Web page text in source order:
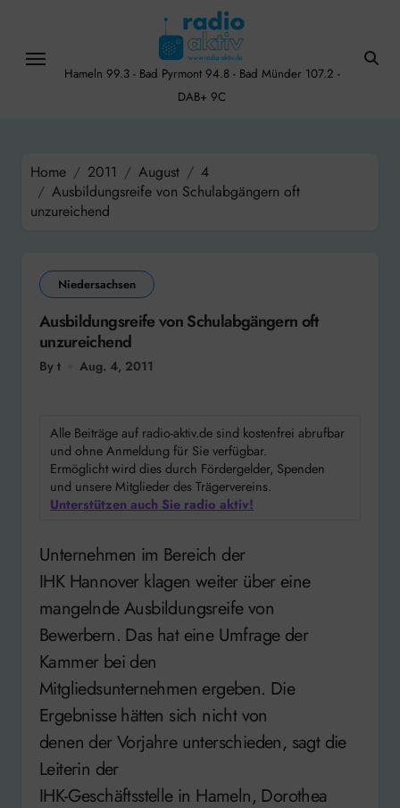
content
Hameln 99.3 - Bad Pyrmont 94.8 - Bad Münder 107.2 -
DAB+ 9C
Home 2011 August
4
Ausbildungsreife von Schulabgängern oft
unzureichend
Niedersachsen
Ausbildungsreife von Schulabgängern oft
unzureichend
By t Aug. 4, 2011
Alle Beiträge auf radio-aktiv.de sind kostenfrei abrufbar
und ohne Anmeldung für Sie verfügbar.
Ermöglicht wird dies durch Fördergelder, Spenden
und unsere Mitglieder des Trägervereins.
Unterstützen auch Sie radio aktiv!
Unternehmen im Bereich der
IHK Hannover klagen weiter über eine
mangelnde Ausbildungsreife von
Bewerbern. Das hat eine Umfrage der
Kammer bei den
Mitgliedsunternehmen ergeben. Die
Ergebnisse hätten sich nicht von
denen der Vorjahre unterschieden, sagt die
Leiterin der
IHK-Geschäftsstelle in Hameln, Dorothea